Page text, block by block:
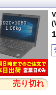
1920×1080
1.06kg
売り切れ